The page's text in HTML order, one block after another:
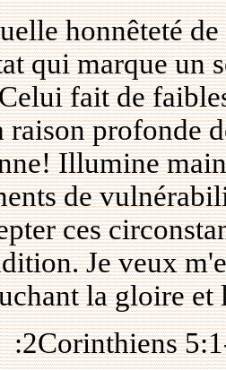
honnêteté
qui marque un
fait de
raison profonde
Illumine
de
ces
Je veux
la gloire
:2Corinthiens